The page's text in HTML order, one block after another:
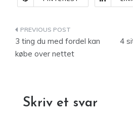
Indlægsnavigation
3 ting du med fordel kan
købe over nettet
4
Skriv et svar